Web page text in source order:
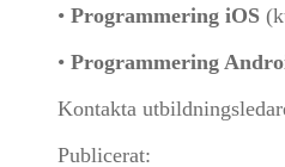
• Programmering iOS
• Programmering
Kontakta
Publicerat: